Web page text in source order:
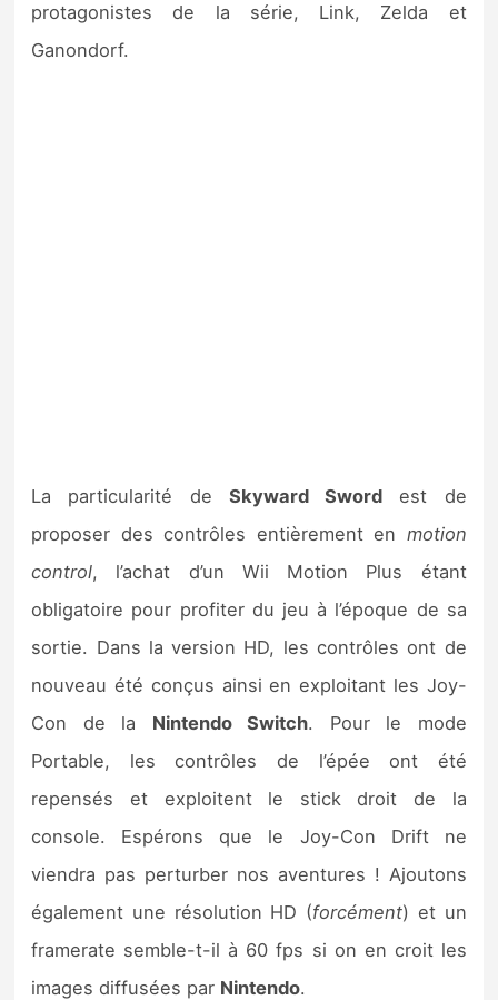
protagonistes de la série, Link, Zelda et
Ganondorf.
La particularité de Skyward Sword est de
proposer des contrôles entièrement en motion
control, l’achat d’un Wii Motion Plus étant
obligatoire pour profiter du jeu à l’époque de sa
sortie. Dans la version HD, les contrôles ont de
nouveau été conçus ainsi en exploitant les Joy-
Con de la Nintendo Switch. Pour le mode
Portable, les contrôles de l’épée ont été
repensés et exploitent le stick droit de la
console. Espérons que le Joy-Con Drift ne
viendra pas perturber nos aventures ! Ajoutons
également une résolution HD (forcément) et un
framerate semble-t-il à 60 fps si on en croit les
images diffusées par Nintendo.